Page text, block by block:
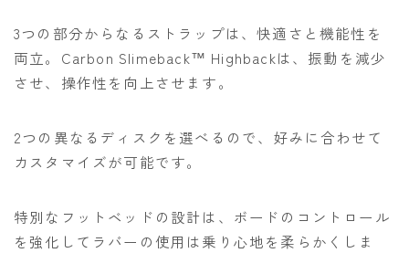
3つの部分からなるストラップは、快適さと機能性を
両立。Carbon Slimeback™ Highbackは、振動を減少
させ、操作性を向上させます。
2つの異なるディスクを選べるので、好みに合わせて
カスタマイズが可能です。
特別なフットベッドの設計は、ボードのコントロール
を強化してラバーの使用は乗り心地を柔らかくしま